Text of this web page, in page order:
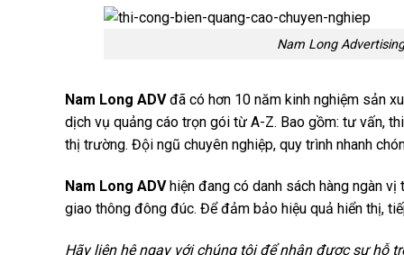
Nam Long
Nam Long ADVđã có hơn 10 năm kinh nghiệm sản
dịch vụ quảng cáo trọn gói từ A-Z. Bao gồm: tư vấn,
thị trường. Đội ngũ chuyên nghiệp, quy trình nhanh
Nam Long ADVhiện đang có danh sách hàng ngàn
giao thông đông đúc. Để đảm bảo hiệu quả hiển thị,
Hãy liên hệ ngay với chúng tôi để nhận được sự hỗ